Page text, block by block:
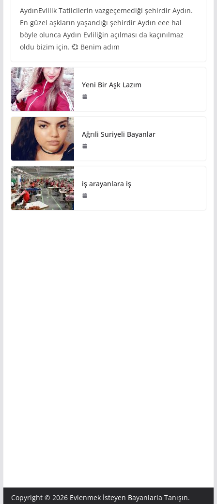
AydınEvlilik Tatilcilerin vazgeçemediği şehirdir Aydın.
En güzel aşkların yaşandığı şehirdir Aydın eee hal
böyle olunca Aydın Evliliğin açılması da kaçınılmaz
oldu bizim için. 💞 Benim adım
Yeni Bir Aşk Lazım
Ağrıli Suriyeli Bayanlar
iş arayanlara iş
Copyright © 2026 Evlenmek İsteyen Bayanlarla Tanışın.